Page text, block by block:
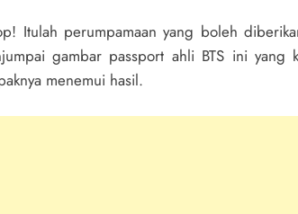
Itulah perumpamaan yang boleh
gambar passport ahli BTS ini yang
menemui hasil.